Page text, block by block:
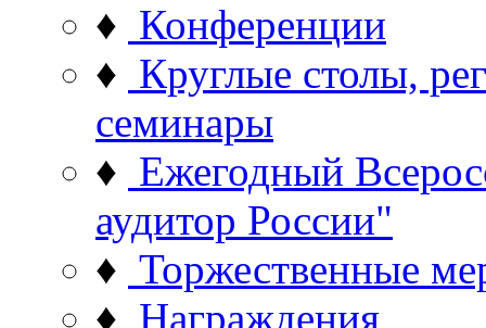
♦ Конференции
♦ Круглые столы,
семинары
♦ Ежегодный
аудитор России"
♦ Торжественные
♦ Награждения